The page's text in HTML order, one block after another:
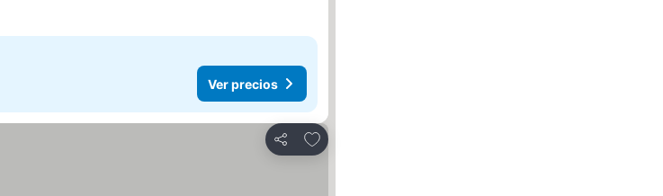
Ver precios
Compartir
Agregar a favoritos